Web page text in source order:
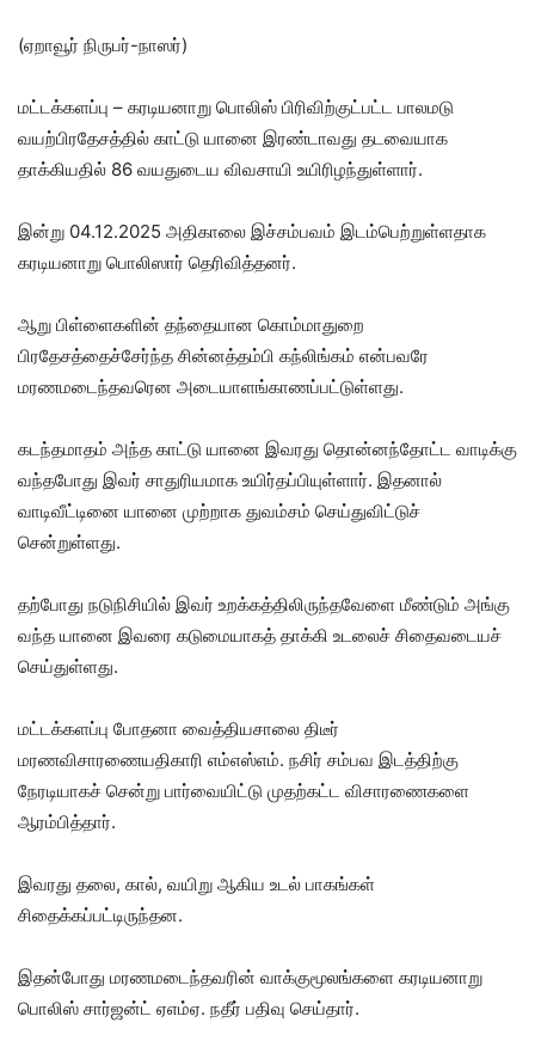
(ஏறாவூர் நிருபர்-நாஸர்)
மட்டக்களப்பு – கரடியனாறு பொலிஸ் பிரிவிற்குட்பட்ட பாலமடு
வயற்பிரதேசத்தில் காட்டு யானை இரண்டாவது தடவையாக
தாக்கியதில் 86 வயதுடைய விவசாயி உயிரிழந்துள்ளார்.
இன்று 04.12.2025 அதிகாலை இச்சம்பவம் இடம்பெற்றுள்ளதாக
கரடியனாறு பொலிஸார் தெரிவித்தனர்.
ஆறு பிள்ளைகளின் தந்தையான கொம்மாதுறை
பிரதேசத்தைச்சேர்ந்த சின்னத்தம்பி கந்லிங்கம் என்பவரே
மரணமடைந்தவரென அடையாளங்காணப்பட்டுள்ளது.
கடந்தமாதம் அந்த காட்டு யானை இவரது தொன்னந்தோட்ட வாடிக்கு
வந்தபோது இவர் சாதுரியமாக உயிர்தப்பியுள்ளார். இதனால்
வாடிவீட்டினை யானை முற்றாக துவம்சம் செய்துவிட்டுச்
சென்றுள்ளது.
தற்போது நடுநிசியில் இவர் உறக்கத்திலிருந்தவேளை மீண்டும் அங்கு
வந்த யானை இவரை கடுமையாகத் தாக்கி உடலைச் சிதைவடையச்
செய்துள்ளது.
மட்டக்களப்பு போதனா வைத்தியசாலை திடீர்
மரணவிசாரணையதிகாரி எம்எஸ்எம். நசிர் சம்பவ இடத்திற்கு
நேரடியாகச் சென்று பார்வையிட்டு முதற்கட்ட விசாரணைகளை
ஆரம்பித்தார்.
இவரது தலை, கால், வயிறு ஆகிய உடல் பாகங்கள்
சிதைக்கப்பட்டிருந்தன.
இதன்போது மரணமடைந்தவரின் வாக்குமூலங்களை கரடியனாறு
பொலிஸ் சார்ஜன்ட் ஏஎம்ஏ. நதீர் பதிவு செய்தார்.